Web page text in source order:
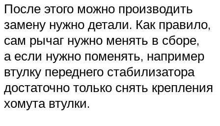
После этого можно производить
замену нужно детали. Как правило,
сам рычаг нужно менять в сборе,
а если нужно поменять, например
втулку переднего стабилизатора
достаточно только снять крепления
хомута втулки.